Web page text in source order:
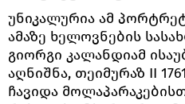
უნიკალურია ამ
ამაზე ხელოვნების
გიორგი კალანდიამ
აღნიშნა, თეიმურაზ II
ჩავიდა